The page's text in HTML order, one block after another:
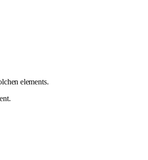
elements.